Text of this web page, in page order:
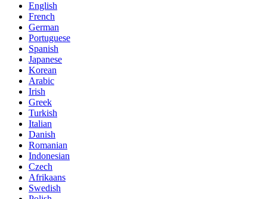
English
French
German
Portuguese
Spanish
Japanese
Korean
Arabic
Irish
Greek
Turkish
Italian
Danish
Romanian
Indonesian
Czech
Afrikaans
Swedish